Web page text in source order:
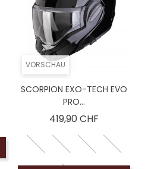
VORSCHAU
SCORPION EXO-TECH EVO
PRO...
419,90 CHF